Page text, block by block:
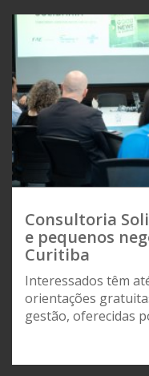
Consultoria
e pequenos
Curitiba
Interessados têm
orientações
gestão, oferecidas